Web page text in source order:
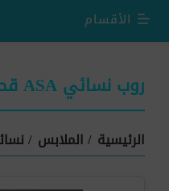
الأقسام
روب نسائي ASA قصير M-2968
الرئيسية /الملابس /